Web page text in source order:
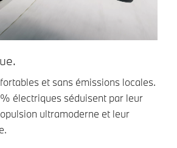
et sans émissions locales.
électriques séduisent par leur
ultramoderne et leur